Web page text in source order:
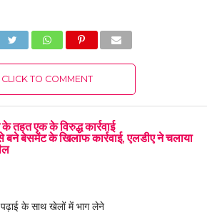
CLICK TO COMMENT
तहत एक के विरुद्ध कार्रवाई
बेसमेंट के खिलाफ कार्रवाई, एलडीए ने चलाया
के साथ खेलों में भाग लेने